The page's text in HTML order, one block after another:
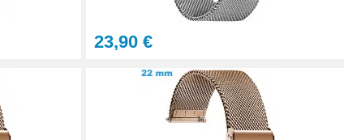
remonter bracelet métal réparation montre pas cher
cher pour réparation montre
23,90 €